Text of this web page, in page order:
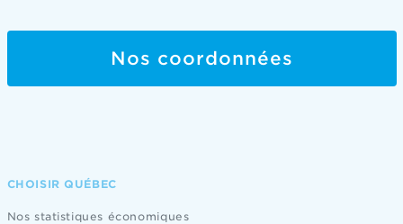
Nos coordonnées
CHOISIR QUÉBEC
Nos statistiques économiques